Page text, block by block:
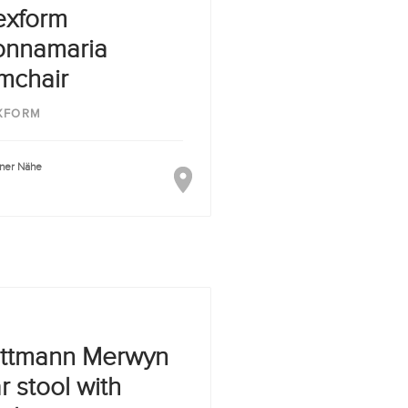
Nähe
Merwyn
stool with